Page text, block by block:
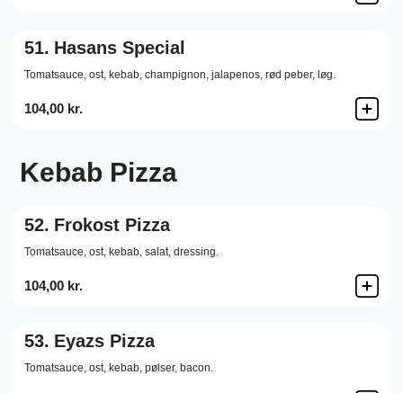
51. Hasans Special
Tomatsauce, ost, kebab, champignon, jalapenos, rød peber, løg.
104,00 kr.
Kebab Pizza
52. Frokost Pizza
Tomatsauce, ost, kebab, salat, dressing.
104,00 kr.
53. Eyazs Pizza
Tomatsauce, ost, kebab, pølser, bacon.